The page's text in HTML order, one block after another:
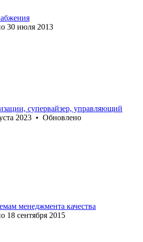
30 июля 2013
супервайзер, управляющий
2023 • Обновлено
менеджмента качества
18 сентября 2015